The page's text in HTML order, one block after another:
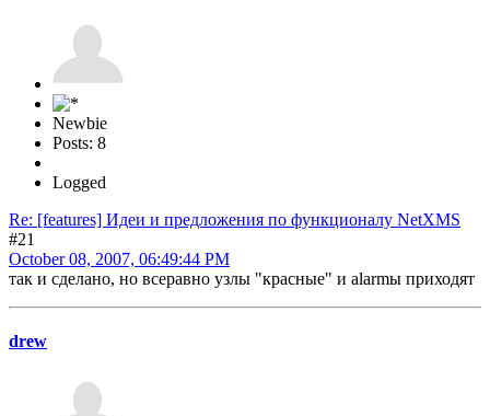
Newbie
Posts: 8
Logged
Re: [features] Идеи и предложения по функционалу NetXMS
#21
October 08, 2007, 06:49:44 PM
так и сделано, но всеравно узлы "красные" и alarmы приходят
drew